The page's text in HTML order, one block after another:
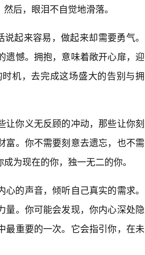
后，眼泪不自觉地滑落。
起来容易，做起来却需要勇气。
遗憾。拥抱，意味着敞开心扉，迎
机，去完成这场盛大的告别与拥
让你义无反顾的冲动，那些让你刻
富。你不需要刻意去遗忘，也不需
为现在的你，独一无二的你。
的声音，倾听自己真实的需求。
量。你可能会发现，你内心深处隐
最重要的一次。它会指引你，在未